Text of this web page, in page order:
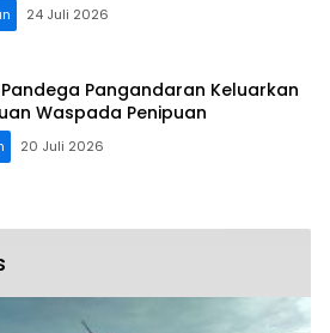
24 Juli 2026
Pandega Pangandaran Keluarkan
Waspada Penipuan
20 Juli 2026